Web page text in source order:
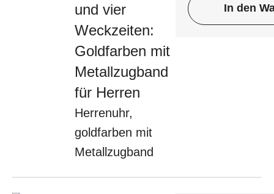
und vier
Weckzeiten:
Goldfarben mit
Metallzugband
für Herren
Herrenuhr,
goldfarben mit
Metallzugband
In den